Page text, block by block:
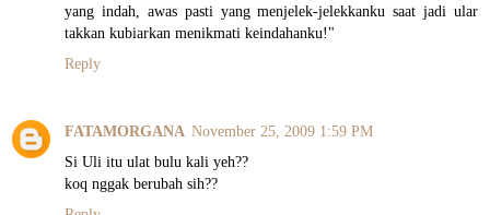
yang indah, awas pasti yang menjelek-jelekkanku saat jadi ular
takkan kubiarkan menikmati keindahanku!"
Reply
FATAMORGANA November 25, 2009 1:59 PM
Si Uli itu ulat bulu kali yeh??
koq nggak berubah sih??